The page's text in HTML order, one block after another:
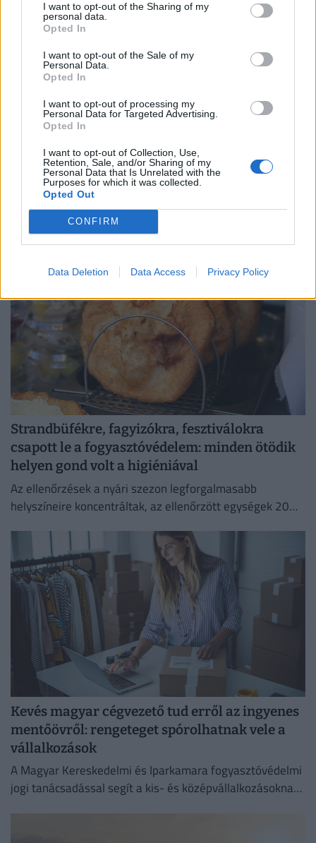
I want to opt-out of the Sharing of my
personal data.
Opted In
I want to opt-out of the Sale of my
Personal Data.
Opted In
I want to opt-out of processing my
Personal Data for Targeted Advertising.
Opted In
I want to opt-out of Collection, Use,
Retention, Sale, and/or Sharing of my
Personal Data that Is Unrelated with the
Purposes for which it was collected.
Opted Out
CONFIRM
Data Deletion Data Access Privacy Policy
Filmgyártással foglalkozó céget fülelt le a NAV:
nem csak a sztori, a számlák is fiktívek voltak -
174 millió forint adót csaltak el
A céghálózat népszerű hazai televíziós műsorok
gyártásában volt érdekelt, és az adózásra is sajátos
forgatókönyvet talált ki.
Strandbüfékre, fagyizókra, fesztiválokra
csapott le a fogyasztóvédelem: minden ötödik
helyen gond volt a higiéniával
Az ellenőrzések a nyári szezon legforgalmasabb
helyszíneire koncentráltak, az ellenőrzött egységek 20
Kevés magyar cégvezető tud erről az ingyenes
mentőövről: rengeteget spórolhatnak vele a
vállalkozások
A Magyar Kereskedelmi és Iparkamara fogyasztóvédelmi
jogi tanácsadással segít a kis- és középvállalkozásoknak